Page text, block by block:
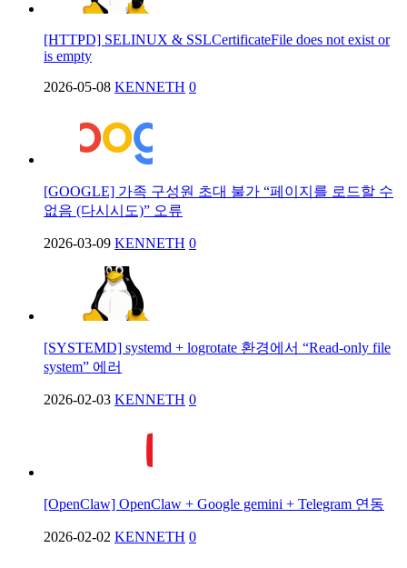
[HTTPD] SELINUX & SSLCertificateFile does not exist or
is empty
2026-05-08 KENNETH 0
[GOOGLE] 가족 구성원 초대 불가 “페이지를 로드할 수
없음 (다시시도)” 오류
2026-03-09 KENNETH 0
[SYSTEMD] systemd + logrotate 환경에서 “Read-only file
system” 에러
2026-02-03 KENNETH 0
[OpenClaw] OpenClaw + Google gemini + Telegram 연동
2026-02-02 KENNETH 0